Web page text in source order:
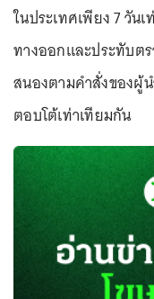
ในประเทศเพียง 7 วัน
ทางออกและประทับต
สนองตามคำสั่งของผู้
ตอบโต้เท่าเทียมกัน